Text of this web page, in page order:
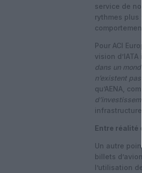
service de
rythmes plus
Pour ACI
vision
dans un
n’existent pas
qu’AENA,
Entre réalité
Un autre
billets
l’utilisation